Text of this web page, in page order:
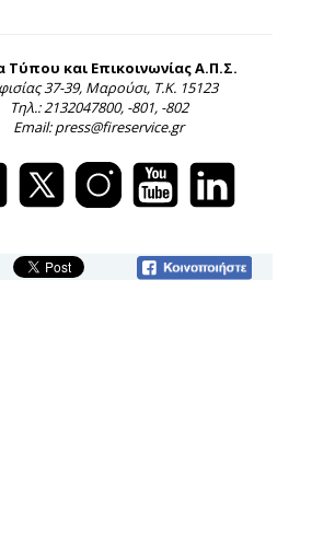
Τύπου και Επικοινωνίας Α.Π.Σ.
37-39, Μαρούσι, Τ.Κ. 15123
Τηλ.: 2132047800, -801, -802
Email: press@fireservice.gr